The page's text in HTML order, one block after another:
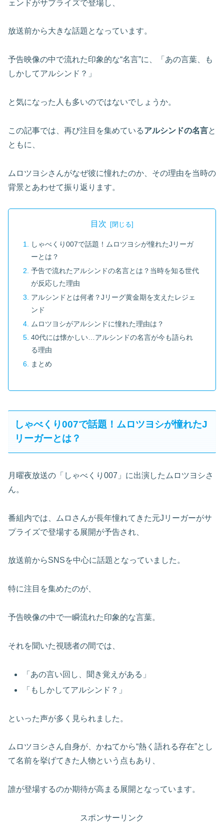
ェンドがサプライズで登場し、
放送前から大きな話題となっています。
予告映像の中で流れた印象的な“名言”に、「あの言葉、も
しかしてアルシンド？」
と気になった人も多いのではないでしょうか。
この記事では、再び注目を集めているアルシンドの名言と
ともに、
ムロツヨシさんがなぜ彼に憧れたのか、その理由を当時の
背景とあわせて振り返ります。
目次
しゃべくり007で話題！ムロツヨシが憧れたJリーガ
ーとは？
予告で流れたアルシンドの名言とは？当時を知る世代
が反応した理由
アルシンドとは何者？Jリーグ黄金期を支えたレジェ
ンド
ムロツヨシがアルシンドに憧れた理由は？
40代には懐かしい…アルシンドの名言が今も語られ
る理由
まとめ
しゃべくり007で話題！ムロツヨシが憧れたJ
リーガーとは？
月曜夜放送の「しゃべくり007」に出演したムロツヨシさ
ん。
番組内では、ムロさんが長年憧れてきた元Jリーガーがサ
プライズで登場する展開が予告され、
放送前からSNSを中心に話題となっていました。
特に注目を集めたのが、
予告映像の中で一瞬流れた印象的な言葉。
それを聞いた視聴者の間では、
「あの言い回し、聞き覚えがある」
「もしかしてアルシンド？」
といった声が多く見られました。
ムロツヨシさん自身が、かねてから“熱く語れる存在”とし
て名前を挙げてきた人物という点もあり、
誰が登場するのか期待が高まる展開となっています。
スポンサーリンク